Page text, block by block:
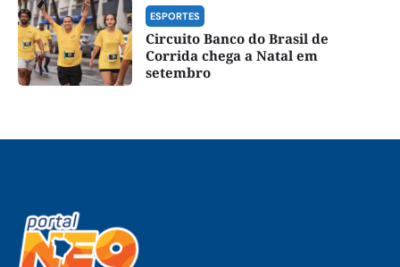
ESPORTES
Circuito Banco do Brasil de
Corrida chega a Natal em
setembro